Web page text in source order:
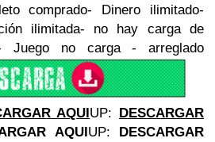
comprado- Dinero ilimitado-
ilimitada- no hay carga de
Juego no carga - arreglado
AQUIUP: DESCARGAR
AQUIUP: DESCARGAR